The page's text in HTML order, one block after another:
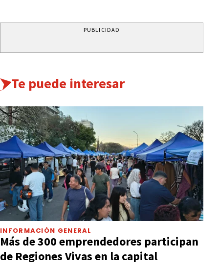
PUBLICIDAD
Te puede interesar
INFORMACIÓN GENERAL
Más de 300 emprendedores participan
de Regiones Vivas en la capital